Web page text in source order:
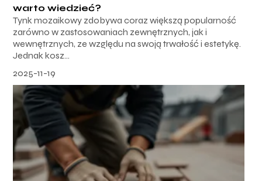
warto wiedzieć?
Tynk mozaikowy zdobywa coraz większą popularność
zarówno w zastosowaniach zewnętrznych, jak i
wewnętrznych, ze względu na swoją trwałość i estetykę.
Jednak kosz...
2025-11-19